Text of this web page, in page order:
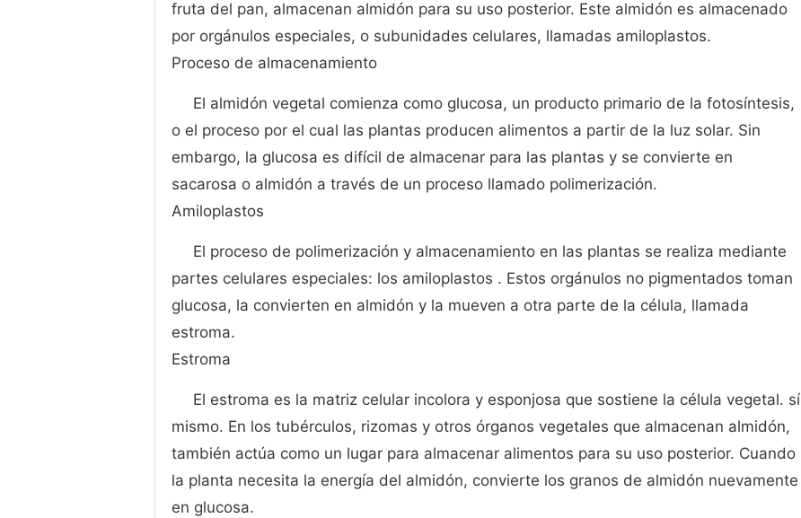
fruta del pan, almacenan almidón para su uso posterior. Este almidón es almacenado
por orgánulos especiales, o subunidades celulares, llamadas amiloplastos.
Proceso de almacenamiento
El almidón vegetal comienza como glucosa, un producto primario de la fotosíntesis,
o el proceso por el cual las plantas producen alimentos a partir de la luz solar. Sin
embargo, la glucosa es difícil de almacenar para las plantas y se convierte en
sacarosa o almidón a través de un proceso llamado polimerización.
Amiloplastos
El proceso de polimerización y almacenamiento en las plantas se realiza mediante
partes celulares especiales: los amiloplastos . Estos orgánulos no pigmentados toman
glucosa, la convierten en almidón y la mueven a otra parte de la célula, llamada
estroma.
Estroma
El estroma es la matriz celular incolora y esponjosa que sostiene la célula vegetal. sí
mismo. En los tubérculos, rizomas y otros órganos vegetales que almacenan almidón,
también actúa como un lugar para almacenar alimentos para su uso posterior. Cuando
la planta necesita la energía del almidón, convierte los granos de almidón nuevamente
en glucosa.